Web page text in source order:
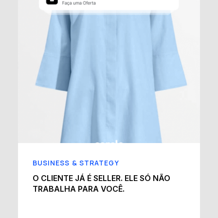
BUSINESS & STRATEGY
O CLIENTE JÁ É SELLER. ELE SÓ NÃO
TRABALHA PARA VOCÊ.